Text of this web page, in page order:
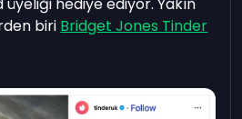
biri Bridget Jones Tinder